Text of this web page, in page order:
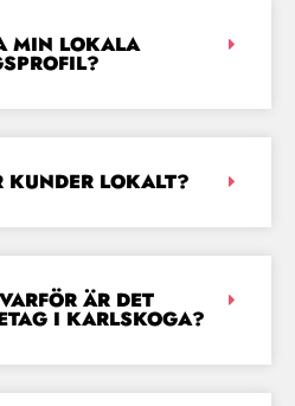
MIN LOKALA
KUNDER LOKALT?
ÄR DET
I KARLSKOGA?